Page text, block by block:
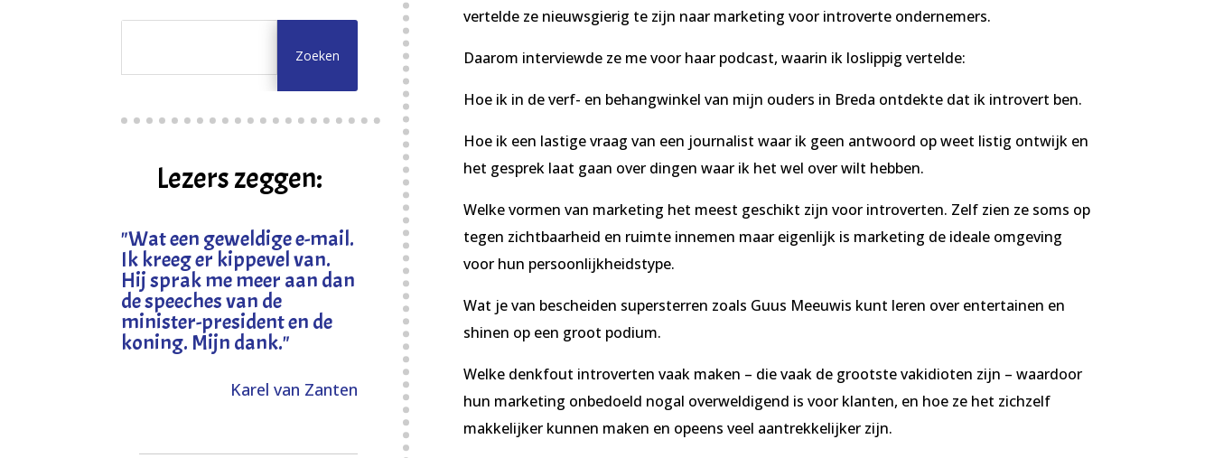
Lezers zeggen:
"Wat een geweldige e-mail.
Ik kreeg er kippevel van.
Hij sprak me meer aan dan
de speeches van de
minister-president en de
koning. Mijn dank."
Karel van Zanten
vertelde ze nieuwsgierig te zijn naar marketing voor introverte ondernemers.
Daarom interviewde ze me voor haar podcast, waarin ik loslippig vertelde:
Hoe ik in de verf- en behangwinkel van mijn ouders in Breda ontdekte dat ik introvert ben.
Hoe ik een lastige vraag van een journalist waar ik geen antwoord op weet listig ontwijk en
het gesprek laat gaan over dingen waar ik het wel over wilt hebben.
Welke vormen van marketing het meest geschikt zijn voor introverten. Zelf zien ze soms op
tegen zichtbaarheid en ruimte innemen maar eigenlijk is marketing de ideale omgeving
voor hun persoonlijkheidstype.
Wat je van bescheiden supersterren zoals Guus Meeuwis kunt leren over entertainen en
shinen op een groot podium.
Welke denkfout introverten vaak maken – die vaak de grootste vakidioten zijn – waardoor
hun marketing onbedoeld nogal overweldigend is voor klanten, en hoe ze het zichzelf
makkelijker kunnen maken en opeens veel aantrekkelijker zijn.